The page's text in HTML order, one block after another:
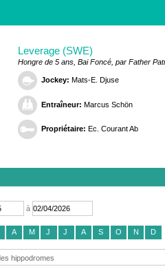
Leverage (SWE)
Hongre de 5 ans, Bai Foncé, par Father
Jockey: Mats-E. Djuse
Entraîneur: Marcus Schön
Propriétaire: Ec. Courant Ab
à
A M J J A S O N D